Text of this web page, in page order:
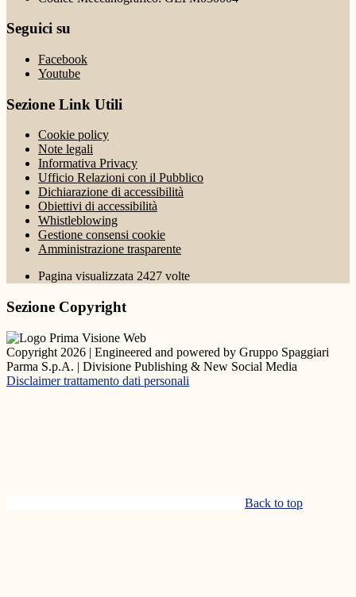
Seguici su
Facebook
Youtube
Sezione Link Utili
Cookie policy
Note legali
Informativa Privacy
Ufficio Relazioni con il Pubblico
Dichiarazione di accessibilità
Obiettivi di accessibilità
Whistleblowing
Gestione consensi cookie
Amministrazione trasparente
Pagina visualizzata 2427 volte
Sezione Copyright
Copyright 2026 | Engineered and powered by Gruppo Spaggiari
Parma S.p.A. | Divisione Publishing & New Social Media
Disclaimer trattamento dati personali
Back to top